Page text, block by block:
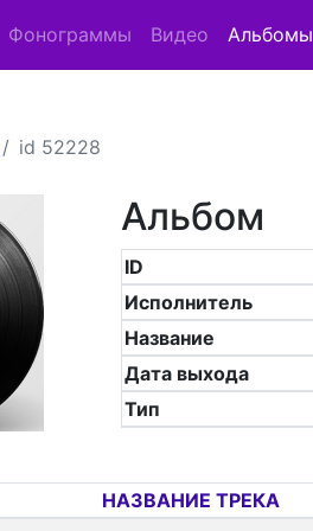
Фонограммы Видео Альбомы
id 52228
Альбом
ID
Исполнитель
Название
Дата выхода
Тип
НАЗВАНИЕ ТРЕКА